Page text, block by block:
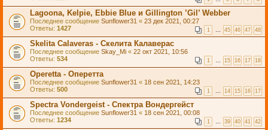
Lagoona, Kelpie, Ebbie Blue и Gillington ’Gil’ Webber
Последнее сообщение Sunflower31 « 23 дек 2021, 00:27
Ответы: 1427 1 … 45 46 47 48
Skelita Calaveras - Скелита Калаверас
Последнее сообщение Skay_Mi « 22 окт 2021, 10:56
Ответы: 534 1 … 15 16 17 18
Operetta - Оперетта
Последнее сообщение Sunflower31 « 18 сен 2021, 14:23
Ответы: 500 1 … 14 15 16 17
Spectra Vondergeist - Спектра Вондергейст
Последнее сообщение Sunflower31 « 18 сен 2021, 00:08
Ответы: 1234 1 … 39 40 41 42